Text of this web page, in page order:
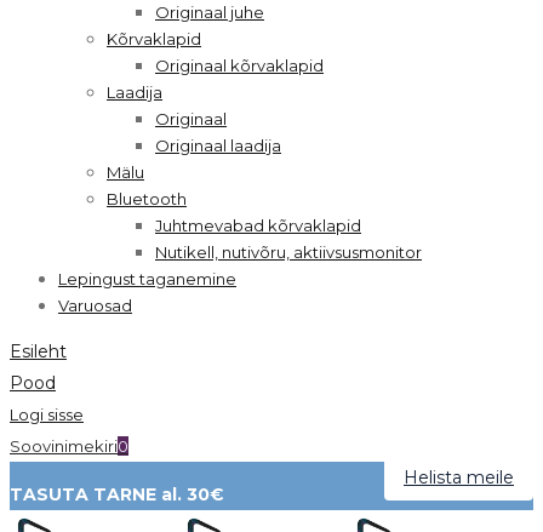
Originaal juhe
Kõrvaklapid
Originaal kõrvaklapid
Laadija
Originaal
Originaal laadija
Mälu
Bluetooth
Juhtmevabad kõrvaklapid
Nutikell, nutivõru, aktiivsusmonitor
Lepingust taganemine
Varuosad
Esileht
Pood
Logi sisse
Soovinimekiri0
TASUTA TARNE al. 30€
Helista meile